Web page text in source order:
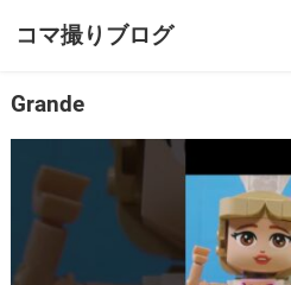
コマ撮りブログ
Grande